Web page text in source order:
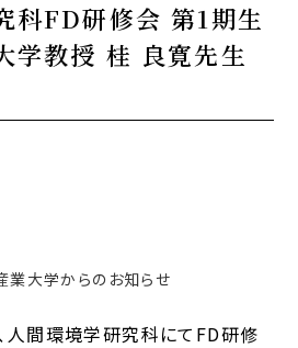
科FD研修会 第1期生
学教授 桂 良寛先生
業大学からのお知らせ
人間環境学研究科にてFD研修